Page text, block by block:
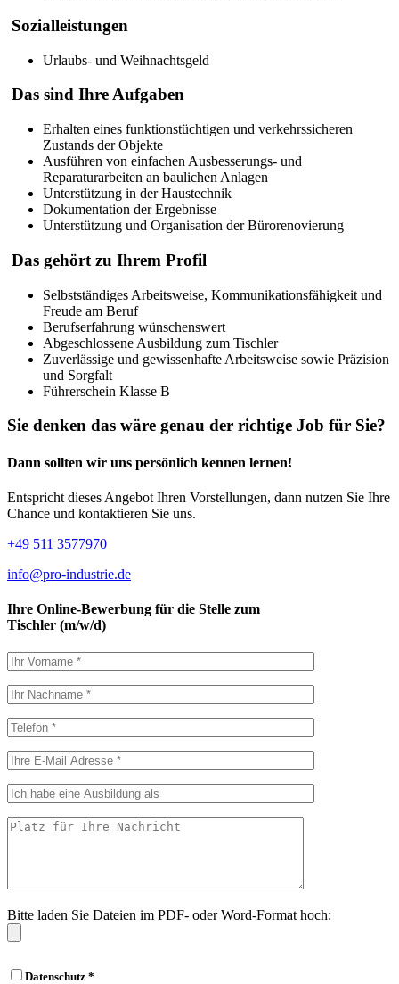
Sozialleistungen
Urlaubs- und Weihnachtsgeld
Das sind Ihre Aufgaben
Erhalten eines funktionstüchtigen und verkehrssicheren
Zustands der Objekte
Ausführen von einfachen Ausbesserungs- und
Reparaturarbeiten an baulichen Anlagen
Unterstützung in der Haustechnik
Dokumentation der Ergebnisse
Unterstützung und Organisation der Bürorenovierung
Das gehört zu Ihrem Profil
Selbstständiges Arbeitsweise, Kommunikationsfähigkeit und
Freude am Beruf
Berufserfahrung wünschenswert
Abgeschlossene Ausbildung zum Tischler
Zuverlässige und gewissenhafte Arbeitsweise sowie Präzision
und Sorgfalt
Führerschein Klasse B
Sie denken das wäre genau der richtige Job für Sie?
Dann sollten wir uns persönlich kennen lernen!
Entspricht dieses Angebot Ihren Vorstellungen, dann nutzen Sie Ihre
Chance und kontaktieren Sie uns.
+49 511 3577970
info@pro-industrie.de
Ihre Online-Bewerbung für die Stelle zum
Tischler (m/w/d)
Bitte laden Sie Dateien im PDF- oder Word-Format hoch:
Datenschutz *